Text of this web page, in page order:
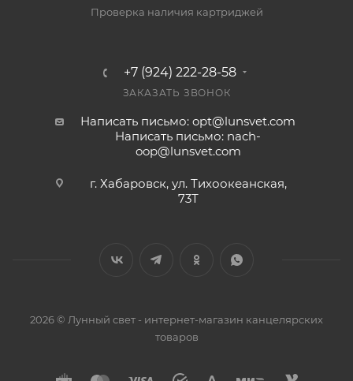
Проверка наличия картриджей
+7 (924) 222-28-58
ЗАКАЗАТЬ ЗВОНОК
Написать письмо: opt@lunsvet.com
Написать письмо: nach-
oop@lunsvet.com
г. Хабаровск, ул. Тихоокеанская,
73Т
2026 © Лунный свет - интернет-магазин канцелярских
товаров